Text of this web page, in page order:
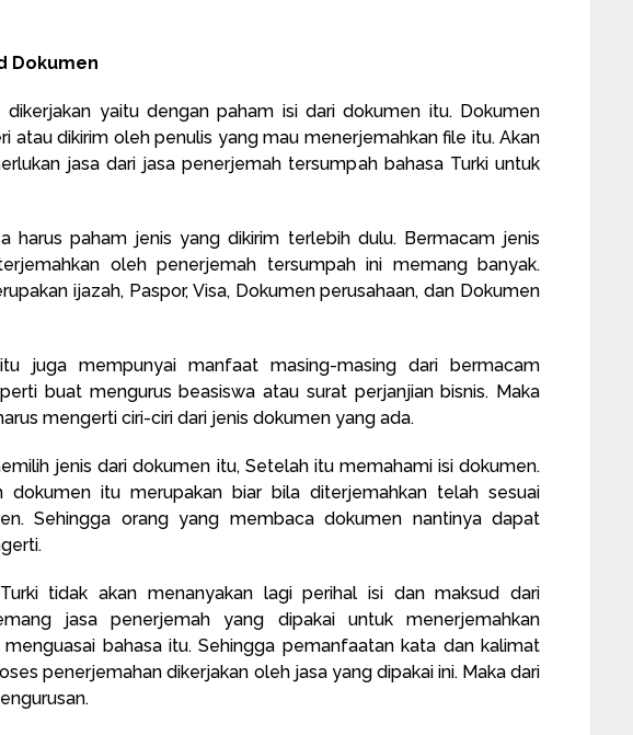
Dokumen
yaitu dengan paham isi dari dokumen itu. Dokumen
atau dikirim oleh penulis yang mau menerjemahkan file itu. Akan
jasa dari jasa penerjemah tersumpah bahasa Turki untuk
harus paham jenis yang dikirim terlebih dulu. Bermacam jenis
oleh penerjemah tersumpah ini memang banyak.
ijazah, Paspor, Visa, Dokumen perusahaan, dan Dokumen
juga mempunyai manfaat masing-masing dari bermacam
buat mengurus beasiswa atau surat perjanjian bisnis. Maka
mengerti ciri-ciri dari jenis dokumen yang ada.
jenis dari dokumen itu, Setelah itu memahami isi dokumen.
dokumen itu merupakan biar bila diterjemahkan telah sesuai
Sehingga orang yang membaca dokumen nantinya dapat
tidak akan menanyakan lagi perihal isi dan maksud dari
jasa penerjemah yang dipakai untuk menerjemahkan
bahasa itu. Sehingga pemanfaatan kata dan kalimat
penerjemahan dikerjakan oleh jasa yang dipakai ini. Maka dari